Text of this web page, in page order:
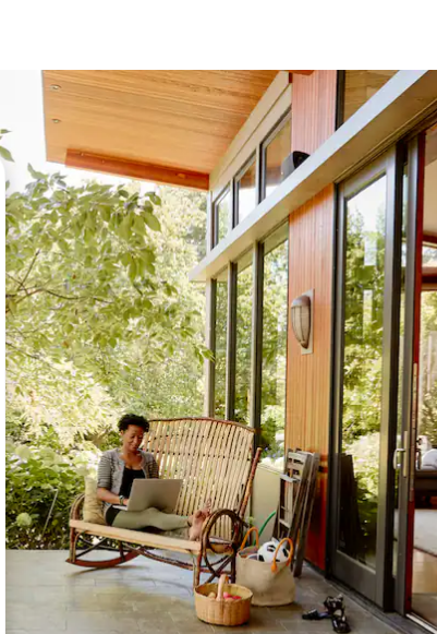
se strelicama prema gore i prema dolje, kao i dodirom